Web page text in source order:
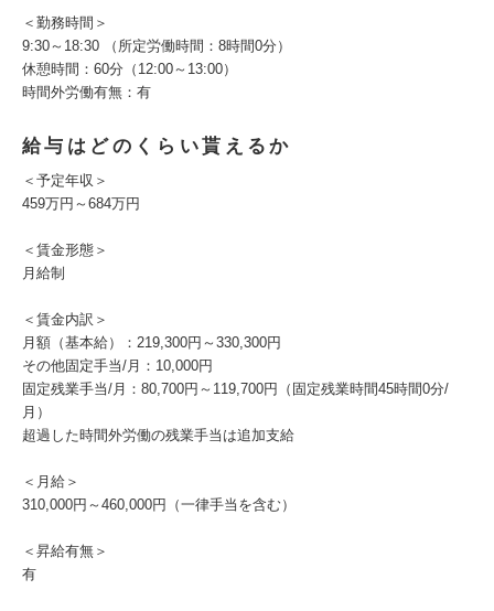
＜勤務時間＞
9:30～18:30 （所定労働時間：8時間0分）
休憩時間：60分（12:00～13:00）
時間外労働有無：有
給与はどのくらい貰えるか
＜予定年収＞
459万円～684万円
＜賃金形態＞
月給制
＜賃金内訳＞
月額（基本給）：219,300円～330,300円
その他固定手当/月：10,000円
固定残業手当/月：80,700円～119,700円（固定残業時間45時間0分/
月）
超過した時間外労働の残業手当は追加支給
＜月給＞
310,000円～460,000円（一律手当を含む）
＜昇給有無＞
有